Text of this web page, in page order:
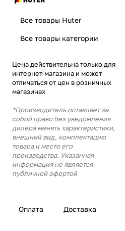
Все товары Huter
Все товары категории
Цена действительна только для
интернет-магазина и может
отличаться от цен в розничных
магазинах
*Производитель оставляет за
собой право без уведомления
дилера менять характеристики,
внешний вид, комплектацию
товара и место его
производства. Указанная
информация не является
публичной офертой
Оплата Доставка
% будут
карты